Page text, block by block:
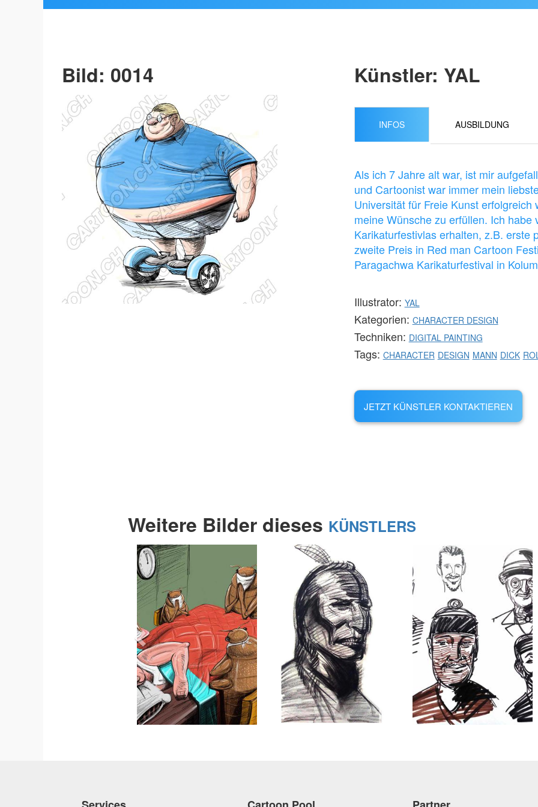
Bild: 0014 Künstler: YAL
INFOS AUSBILDUNG
Als ich 7 Jahre alt war, ist mir
und Cartoonist war immer mein
Universität für Freie Kunst
meine Wünsche zu erfüllen. Ich
Karikaturfestivlas erhalten, z.B. erste
zweite Preis in Red man Cartoon
Paragachwa Karikaturfestival in
Illustrator: YAL
Kategorien: CHARACTER DESIGN
Techniken: DIGITAL PAINTING
Tags: CHARACTER DESIGN MANN DICK
JETZT KÜNSTLER KONTAKTIEREN
Weitere Bilder dieses KÜNSTLERS